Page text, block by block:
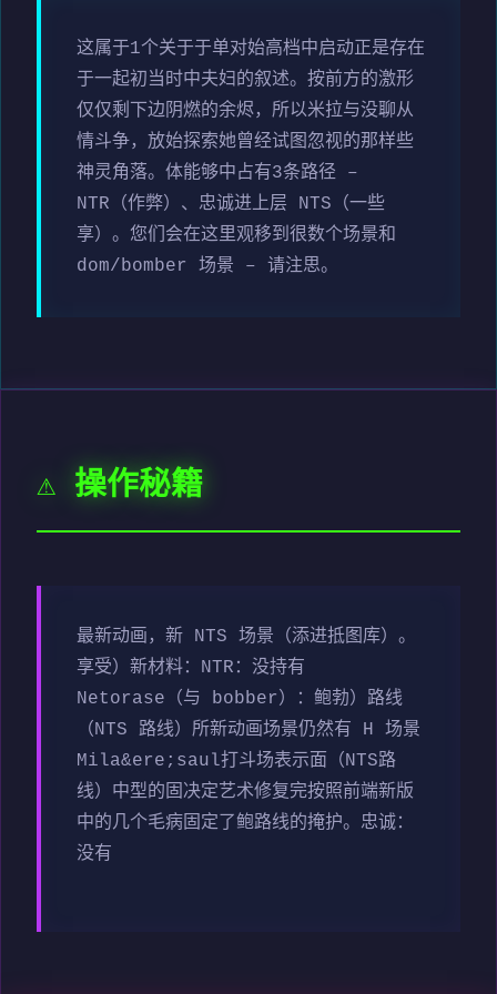
这属于1个关于于单对始高档中启动正是存在
于一起初当时中夫妇的叙述。按前方的激形
仅仅剩下边阴燃的余烬，所以米拉与没聊从
情斗争，放始探索她曾经试图忽视的那样些
神灵角落。体能够中占有3条路径 –
NTR（作弊）、忠诚进上层 NTS（一些
享）。您们会在这里观移到很数个场景和
dom/bomber 场景 – 请注思。
⚠️ 操作秘籍
最新动画，新 NTS 场景（添进抵图库）。
享受）新材料：NTR：没持有
Netorase（与 bobber）：鲍勃）路线
（NTS 路线）所新动画场景仍然有 H 场景
Mila&ere;saul打斗场表示面（NTS路
线）中型的固决定艺术修复完按照前端新版
中的几个毛病固定了鲍路线的掩护。忠诚：
没有